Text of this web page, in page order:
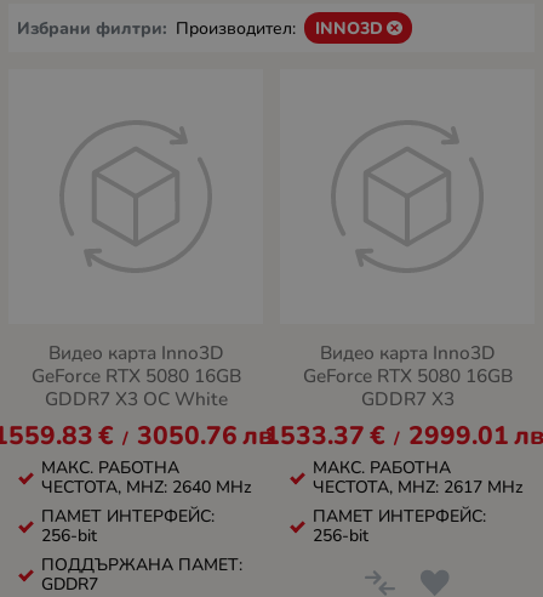
Избрани филтри: Производител: INNO3D
Видео карта Inno3D
GeForce RTX 5080 16GB
GDDR7 X3 OC White
€ / 3050.76лв.
МАКС. РАБОТНА
ЧЕСТОТА, MHZ: 2640 MHz
ПАМЕТ ИНТЕРФЕЙС:
256-bit
ПОДДЪРЖАНА ПАМЕТ:
GDDR7
Видео карта Inno3D
GeForce RTX 5080 16GB
GDDR7 X3
1533.37€ / 2999.01
МАКС. РАБОТНА
ЧЕСТОТА, MHZ: 2617 MHz
ПАМЕТ ИНТЕРФЕЙС:
256-bit